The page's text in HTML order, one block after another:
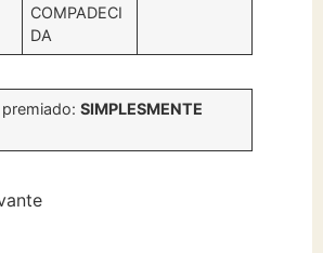
COMPADECI
DA
premiado:SIMPLESMENTE